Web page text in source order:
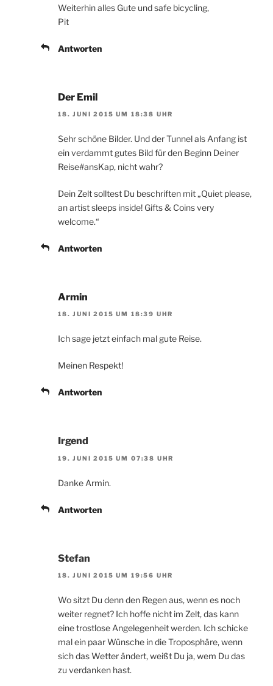
Weiterhin alles Gute und safe bicycling,
Pit
Antworten
Der Emil
18. JUNI 2015 UM 18:38 UHR
Sehr schöne Bilder. Und der Tunnel als Anfang ist
ein verdammt gutes Bild für den Beginn Deiner
Reise#ansKap, nicht wahr?
Dein Zelt solltest Du beschriften mit „Quiet please,
an artist sleeps inside! Gifts & Coins very
welcome.“
Antworten
Armin
18. JUNI 2015 UM 18:39 UHR
Ich sage jetzt einfach mal gute Reise.
Meinen Respekt!
Antworten
Irgend
19. JUNI 2015 UM 07:38 UHR
Danke Armin.
Antworten
Stefan
18. JUNI 2015 UM 19:56 UHR
Wo sitzt Du denn den Regen aus, wenn es noch
weiter regnet? Ich hoffe nicht im Zelt, das kann
eine trostlose Angelegenheit werden. Ich schicke
mal ein paar Wünsche in die Troposphäre, wenn
sich das Wetter ändert, weißt Du ja, wem Du das
zu verdanken hast.